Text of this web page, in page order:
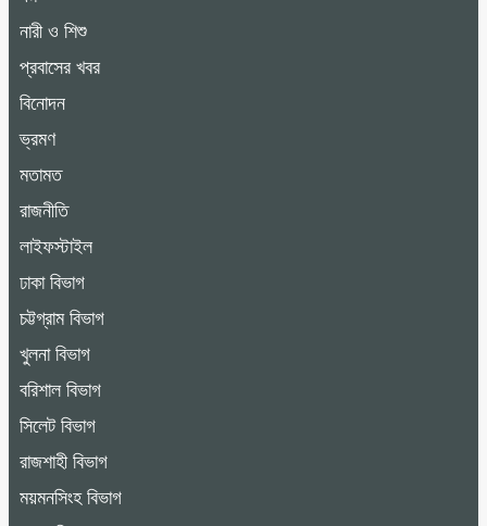
নারী ও শিশু
প্রবাসের খবর
বিনোদন
ভ্রমণ
মতামত
রাজনীতি
লাইফস্টাইল
ঢাকা বিভাগ
চট্টগ্রাম বিভাগ
খুলনা বিভাগ
বরিশাল বিভাগ
সিলেট বিভাগ
রাজশাহী বিভাগ
ময়মনসিংহ বিভাগ